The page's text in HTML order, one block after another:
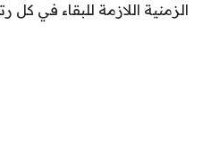
الزمنية اللازمة للبقاء في كل